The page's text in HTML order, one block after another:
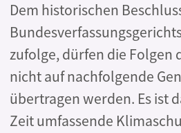
Dem historischen
zufolge, dürfen die Folgen
nicht auf nachfolgende
übertragen werden. Es ist
Zeit umfassende